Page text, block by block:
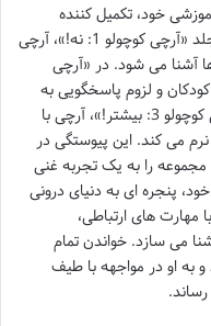
خود، تکمیل کننده
داستان «حالا!» هستند. به عنوان مثال، در جلد «آرچی کوچولو 1: نه!»، آرچی
آشنا می شود. در «آرچی
کودکان و لزوم پاسخگویی به
سوالات آن ها پرداخته می شود. و در «آرچی کوچولو 3: بیشتر!»، آرچی با
می کند. این پیوستگی در
را به یک تجربه غنی
پنجره ای به دنیای درونی
مهارت های ارتباطی،
می سازد. خواندن تمام
به او در مواجهه با طیف